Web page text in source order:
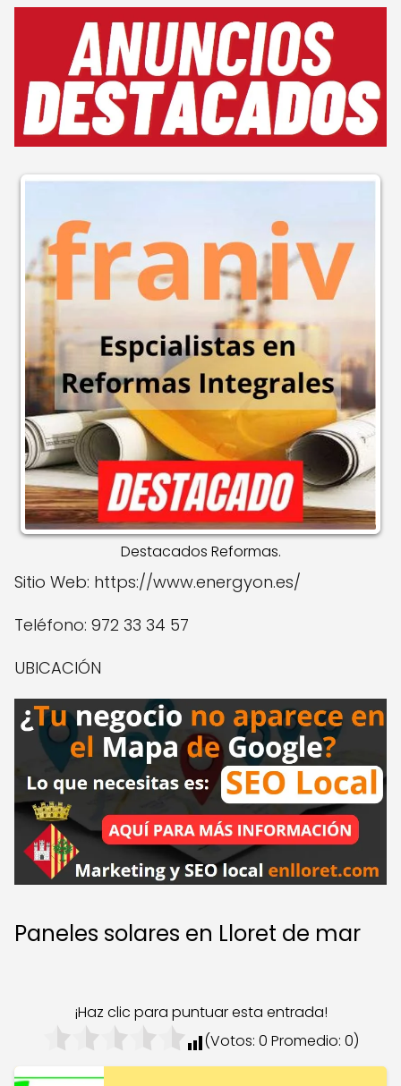
Destacados Reformas.
Sitio Web: https://www.energyon.es/
Teléfono: 972 33 34 57
UBICACIÓN
Paneles solares en Lloret de mar
¡Haz clic para puntuar esta entrada!
(Votos: 0 Promedio: 0)